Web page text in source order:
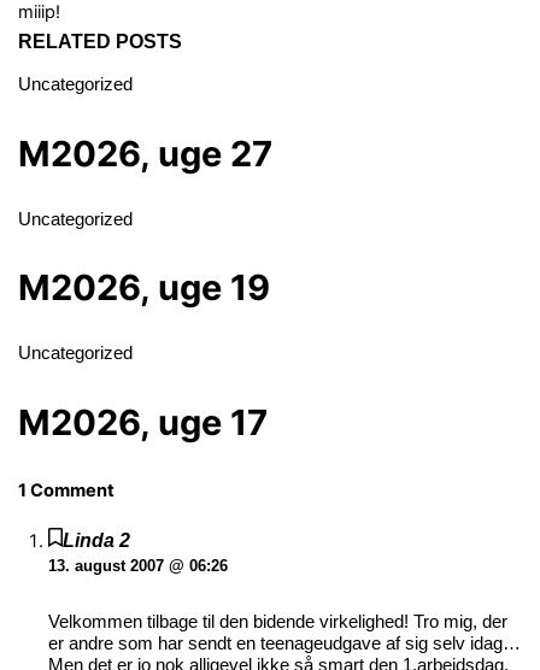
miiip!
RELATED POSTS
Uncategorized
M2026, uge 27
Uncategorized
M2026, uge 19
Uncategorized
M2026, uge 17
1 Comment
Linda 2
13. august 2007 @ 06:26
Velkommen tilbage til den bidende virkelighed! Tro mig, der
er andre som har sendt en teenageudgave af sig selv idag…
Men det er jo nok alligevel ikke så smart den 1.arbejdsdag.